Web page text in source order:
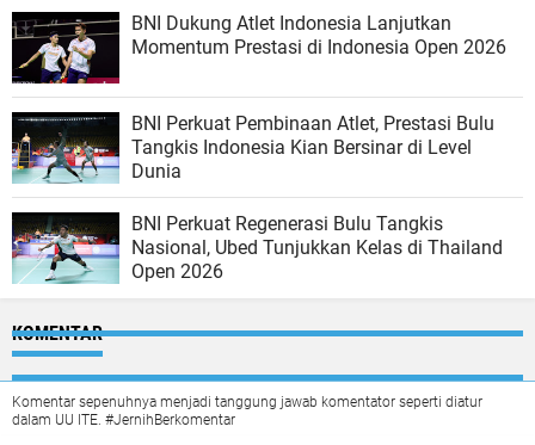
BNI Dukung Atlet Indonesia Lanjutkan
Momentum Prestasi di Indonesia Open 2026
BNI Perkuat Pembinaan Atlet, Prestasi Bulu
Tangkis Indonesia Kian Bersinar di Level
Dunia
BNI Perkuat Regenerasi Bulu Tangkis
Nasional, Ubed Tunjukkan Kelas di Thailand
Open 2026
KOMENTAR
Komentar sepenuhnya menjadi tanggung jawab komentator seperti diatur
dalam UU ITE. #JernihBerkomentar